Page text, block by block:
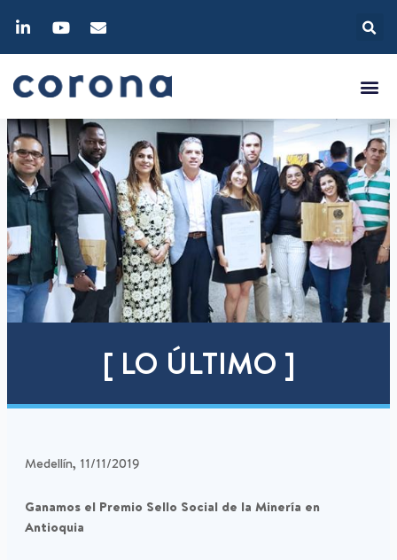
[ LO ÚLTIMO ]
Medellín, 11/11/2019
Ganamos el Premio Sello Social de la Minería en
Antioquia